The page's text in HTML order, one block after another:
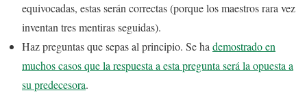
equivocadas, estas serán correctas (porque los maestros rara vez
inventan tres mentiras seguidas).
Haz preguntas que sepas al principio. Se hademostrado en
muchos casos que la respuesta a esta pregunta será la opuesta a
su predecesora.